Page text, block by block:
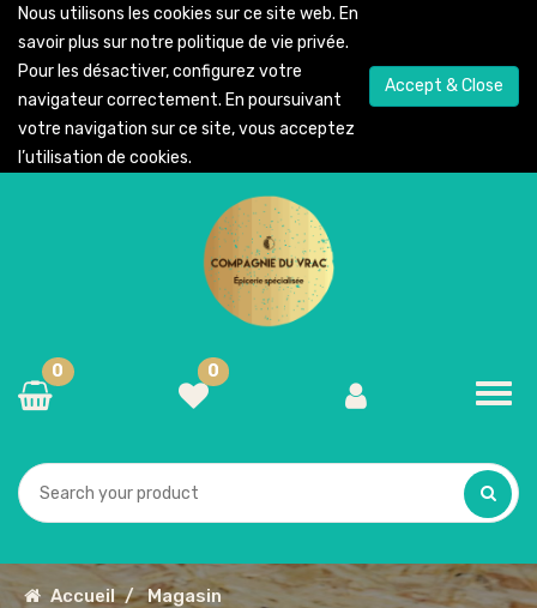
Nous utilisons les cookies sur ce site web. En
savoir plus sur notre politique de vie privée.
Pour les désactiver, configurez votre
navigateur correctement. En poursuivant
votre navigation sur ce site, vous acceptez
l’utilisation de cookies.
Accept & Close
0
0
Accueil
Magasin